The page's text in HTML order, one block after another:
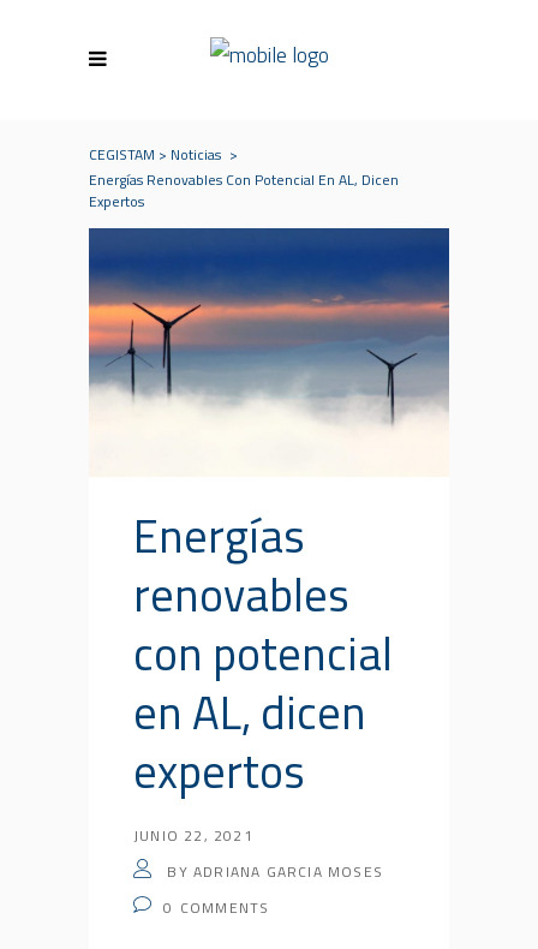
CEGISTAM > Noticias >
Energías Renovables Con Potencial En AL, Dicen
Expertos
Energías
renovables
con potencial
en AL, dicen
expertos
JUNIO 22, 2021
BYADRIANA GARCIA MOSES
0 COMMENTS